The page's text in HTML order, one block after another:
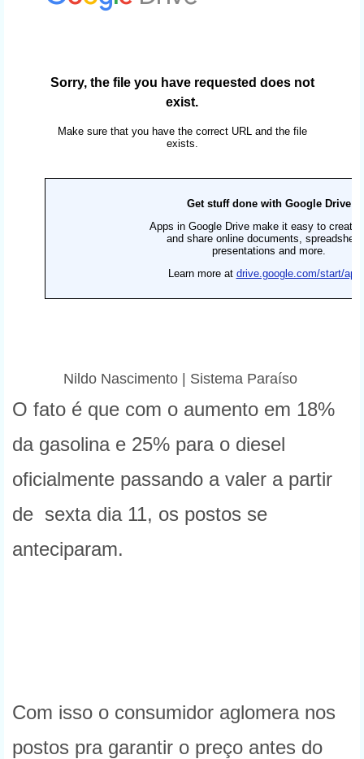
Nildo Nascimento | Sistema Paraíso
O fato é que com o aumento em 18%
da gasolina e 25% para o diesel
oficialmente passando a valer a partir
de sexta dia 11, os postos se
anteciparam.
Com isso o consumidor aglomera nos
postos pra garantir o preço antes do